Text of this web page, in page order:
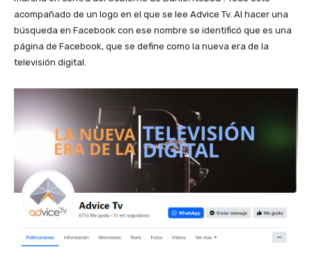
acompañado de un logo en el que se lee Advice Tv. Al hacer una
búsqueda en Facebook con ese nombre se identificó que es una
página de Facebook, que se define como la nueva era de la
televisión digital.